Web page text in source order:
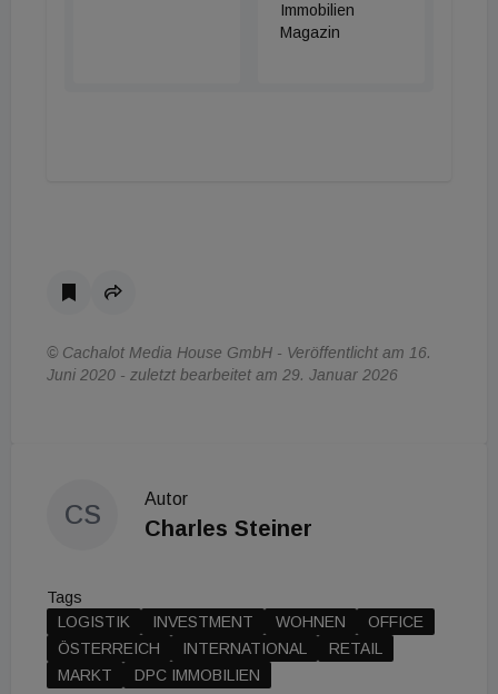
Immobilien
Magazin
© Cachalot Media House GmbH - Veröffentlicht am 16.
Juni 2020 - zuletzt bearbeitet am 29. Januar 2026
CS
Autor
Charles Steiner
Tags
LOGISTIK
INVESTMENT WOHNEN
OFFICE
ÖSTERREICH
INTERNATIONAL
RETAIL
MARKT
DPC IMMOBILIEN